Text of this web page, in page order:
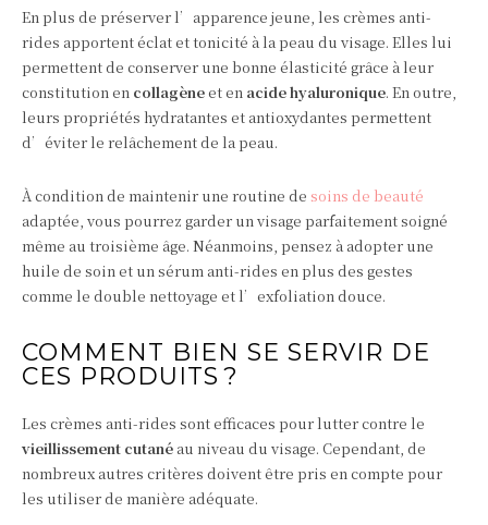
En plus de préserver l’apparence jeune, les crèmes anti-
rides apportent éclat et tonicité à la peau du visage. Elles lui
permettent de conserver une bonne élasticité grâce à leur
constitution en collagèneet en acidehyaluronique. En outre,
leurs propriétés hydratantes et antioxydantes permettent
d’éviter le relâchement de la peau.
À condition de maintenir une routine de soins de beauté
adaptée, vous pourrez garder un visage parfaitement soigné
même au troisième âge. Néanmoins, pensez à adopter une
huile de soin et un sérum anti-rides en plus des gestes
comme le double nettoyage et l’exfoliation douce.
COMMENT BIEN SE SERVIR DE
CES PRODUITS ?
Les crèmes anti-rides sont efficaces pour lutter contre le
vieillissement cutané au niveau du visage. Cependant, de
nombreux autres critères doivent être pris en compte pour
les utiliser de manière adéquate.